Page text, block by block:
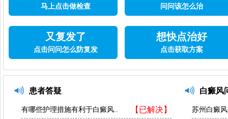
马上点击做检查 问问该怎么治
又复发了
点击问问怎么防复发
想快点治好
点击获取方案
患者答疑
【已解决】
有哪些护理措施有利于白癜风..
白癜风
苏州白癜